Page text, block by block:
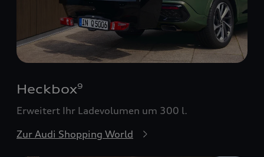
Heckbox9
Erweitert Ihr Ladevolumen um 300 l.
Zur Audi Shopping World